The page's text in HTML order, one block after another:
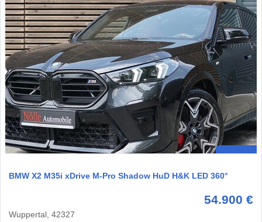
BMW X2 M35i xDrive M-Pro Shadow HuD H&K LED 360°
54.900 €
Wuppertal, 42327